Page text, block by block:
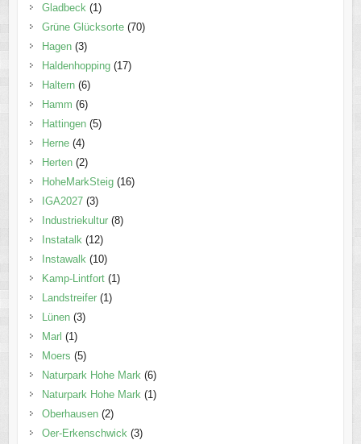
Gladbeck (1)
Grüne Glücksorte(70)
Hagen(3)
Haldenhopping(17)
Haltern(6)
Hamm (6)
Hattingen(5)
Herne(4)
Herten(2)
HoheMarkSteig(16)
IGA2027(3)
Industriekultur(8)
Instatalk (12)
Instawalk (10)
Kamp-Lintfort(1)
Landstreifer(1)
Lünen(3)
Marl (1)
Moers (5)
Naturpark Hohe Mark (6)
Naturpark Hohe Mark (1)
Oberhausen(2)
Oer-Erkenschwick (3)